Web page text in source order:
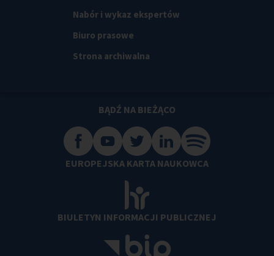
Nabór i wykaz ekspertów
Biuro prasowe
Strona archiwalna
BĄDŹ NA BIEŻĄCO
EUROPEJSKA KARTA NAUKOWCA
BIULETYN INFORMACJI PUBLICZNEJ